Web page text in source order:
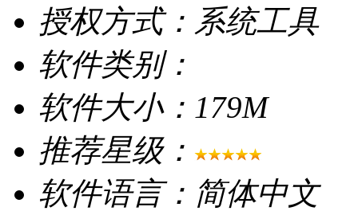
授权方式：系统工具
软件类别：
软件大小：179M
推荐星级：
软件语言：简体中文